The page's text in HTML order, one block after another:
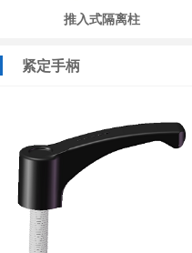
推入式隔离柱
紧定手柄